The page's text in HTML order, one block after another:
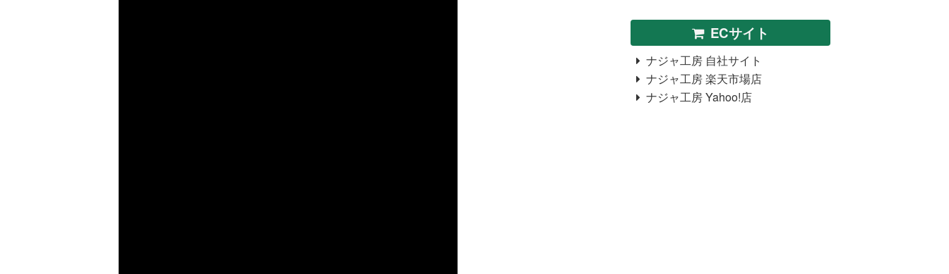
ECサイト
ナジャ工房 自社サイト
ナジャ工房 楽天市場店
ナジャ工房 Yahoo!店